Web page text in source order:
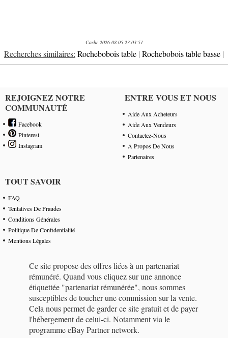
Cache 2026-08-05 23:03:51
Recherches similaires: Rochebobois table | Rochebobois table basse |
REJOIGNEZ NOTRE
COMMUNAUTÉ
Facebook
Pinterest
Instagram
ENTRE VOUS ET NOUS
Aide Aux Acheteurs
Aide Aux Vendeurs
Contactez-Nous
A Propos De Nous
Partenaires
TOUT SAVOIR
FAQ
Tentatives De Fraudes
Conditions Générales
Politique De Confidentialité
Mentions Légales
Ce site propose des offres liées à un partenariat
rémunéré. Quand vous cliquez sur une annonce
étiquettée "partenariat rémunérée", nous sommes
susceptibles de toucher une commission sur la vente.
Cela nous permet de garder ce site gratuit et de payer
l'hébergement de celui-ci. Notamment via le
programme eBay Partner network.